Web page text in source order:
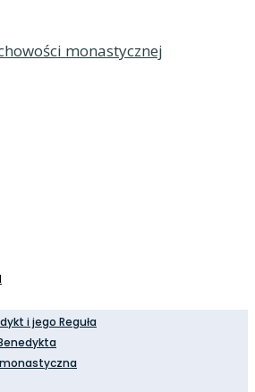
i jego Reguła